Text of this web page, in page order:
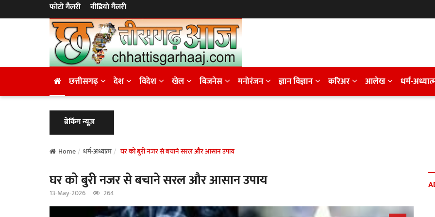
फोटो गैलरी वीडियो गैलरी
छत्तीसगढ़ देश विदेश खेल बिजनेस मनोरंजन ज्ञान विज्ञान करिअर आलेख धर्म-
ब्रेकिंग न्यूज़
Home धर्म-अध्यात्म घर को बुरी नजर से बचाने सरल और आसान उपाय
घर को बुरी नजर से बचाने सरल और आसान उपाय
13-May-2026 264